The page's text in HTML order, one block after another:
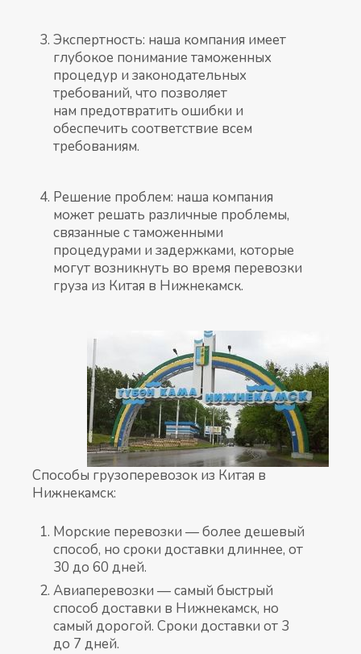
Экспертность: наша компания имеет
глубокое понимание таможенных
процедур и законодательных
требований, что позволяет
нам предотвратить ошибки и
обеспечить соответствие всем
требованиям.
Решение проблем: наша компания
может решать различные проблемы,
связанные с таможенными
процедурами и задержками, которые
могут возникнуть во время перевозки
груза из Китая в Нижнекамск.
Способы грузоперевозок из Китая в
Нижнекамск:
Морские перевозки — более дешевый
способ, но сроки доставки длиннее, от
30 до 60 дней.
Авиаперевозки — самый быстрый
способ доставки в Нижнекамск, но
самый дорогой. Сроки доставки от 3
до 7 дней.